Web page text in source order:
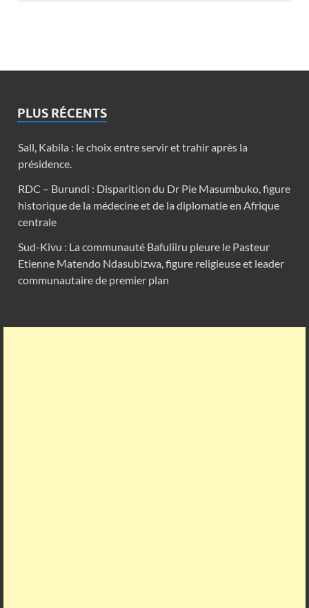
PLUS RÉCENTS
Sall, Kabila : le choix entre servir et trahir après la
présidence.
RDC – Burundi : Disparition du Dr Pie Masumbuko, figure
historique de la médecine et de la diplomatie en Afrique
centrale
Sud-Kivu : La communauté Bafuliiru pleure le Pasteur
Etienne Matendo Ndasubizwa, figure religieuse et leader
communautaire de premier plan